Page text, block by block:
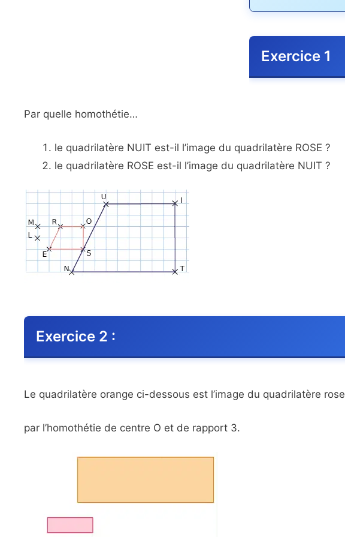
Exercice 1
Par quelle homothétie…
le quadrilatère NUIT est-il l’image du quadrilatère ROSE ?
le quadrilatère ROSE est-il l’image du quadrilatère NUIT ?
Exercice 2 :
Le quadrilatère orange ci-dessous est l’image du quadrilatère rose
par l’homothétie de centre O et de rapport 3.